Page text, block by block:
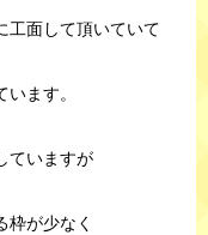
工面して頂いていて
ます。
ていますが
枠が少なく